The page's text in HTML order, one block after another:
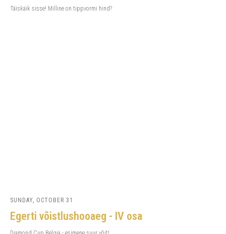
Täiskäik sisse! Milline on tippvormi hind?
SUNDAY, OCTOBER 31
Egerti võistlushooaeg - IV osa